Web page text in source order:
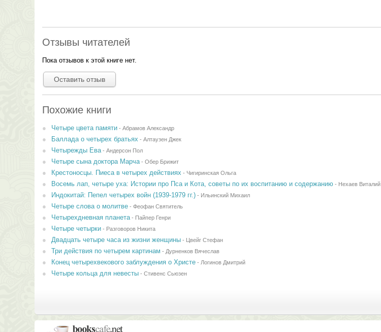
Отзывы читателей
Пока отзывов к этой книге нет.
Оставить отзыв
Похожие книги
Четыре цвета памяти- Абрамов Александр
Баллада о четырех братьях - Алтаузен Джек
Четырежды Ева- Андерсон Пол
Четыре сына доктора Марча- Обер Брижит
Крестоносцы. Пиеса в четырех действиях - Чигиринская Ольга
Восемь лап, четыре уха: Истории про Пса и Кота, советы по их воспитанию и содержанию- Нехаев Виталий
Индокитай: Пепел четырех войн (1939-1979 гг.)- Ильинский Михаил
Четыре слова о молитве- Феофан Святитель
Четырехдневная планета- Пайпер Генри
Четыре четырки- Разговоров Никита
Двадцать четыре часа из жизни женщины- Цвейг Стефан
Три действия по четырем картинам - Дурненков Вячеслав
Конец четырехвекового заблуждения о Христе- Логинов Дмитрий
Четыре кольца для невесты- Стивенс Сьюзен